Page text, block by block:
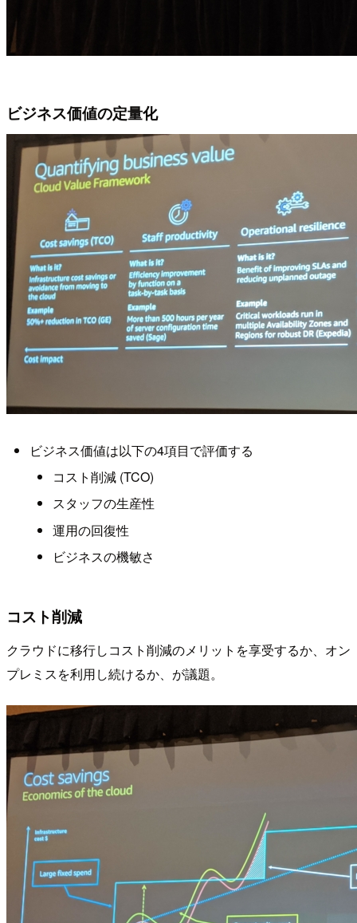
ビジネス価値の定量化
ビジネス価値は以下の4項目で評価する
コスト削減 (TCO)
スタッフの生産性
運用の回復性
ビジネスの機敏さ
コスト削減
クラウドに移行しコスト削減のメリットを享受するか、オン
プレミスを利用し続けるか、が議題。